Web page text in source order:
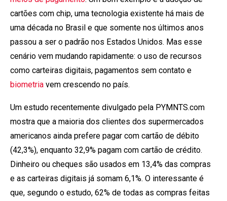
cartões com chip, uma tecnologia existente há mais de
uma década no Brasil e que somente nos últimos anos
passou a ser o padrão nos Estados Unidos. Mas esse
cenário vem mudando rapidamente: o uso de recursos
como carteiras digitais, pagamentos sem contato e
biometria vem crescendo no país.
Um estudo recentemente divulgado pela PYMNTS.com
mostra que a maioria dos clientes dos supermercados
americanos ainda prefere pagar com cartão de débito
(42,3%), enquanto 32,9% pagam com cartão de crédito.
Dinheiro ou cheques são usados em 13,4% das compras
e as carteiras digitais já somam 6,1%. O interessante é
que, segundo o estudo, 62% de todas as compras feitas